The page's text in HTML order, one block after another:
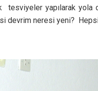
tesviyeler yapılarak yola
devrim neresi yeni?